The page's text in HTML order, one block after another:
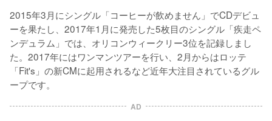
2015年3月にシングル「コーヒーが飲めません」でCDデビュ
ーを果たし、2017年1月に発売した5枚目のシングル「疾走ペ
ンデュラム」では、オリコンウィークリー3位を記録しまし
た。2017年にはワンマンツアーを行い、2月からはロッテ
「Fit's」の新CMに起用されるなど近年大注目されているグル
ープです。
AD